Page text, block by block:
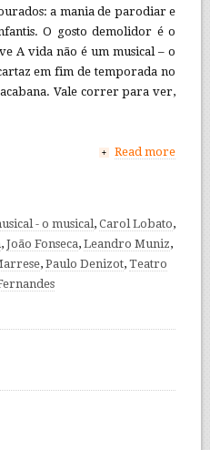
a mania de parodiar e
O gosto demolidor é o
A vida não é um musical – o
em fim de temporada no
Vale correr para ver,
+ Read more
- o musical, Carol Lobato,
, João Fonseca, Leandro Muniz,
, Paulo Denizot, Teatro